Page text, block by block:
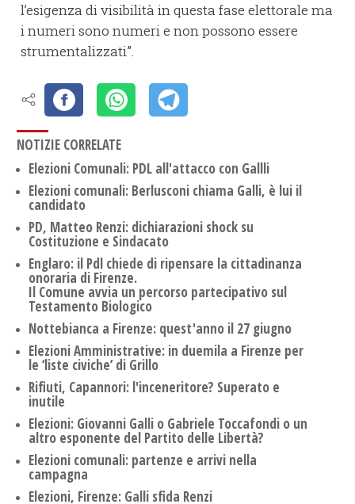
l’esigenza di visibilità in questa fase elettorale ma
i numeri sono numeri e non possono essere
strumentalizzati”.
NOTIZIE CORRELATE
Elezioni Comunali: PDL all'attacco con Gallli
Elezioni comunali: Berlusconi chiama Galli, è lui il
candidato
PD, Matteo Renzi: dichiarazioni shock su
Costituzione e Sindacato
Englaro: il Pdl chiede di ripensare la cittadinanza
onoraria di Firenze.
Il Comune avvia un percorso partecipativo sul
Testamento Biologico
Nottebianca a Firenze: quest'anno il 27 giugno
Elezioni Amministrative: in duemila a Firenze per
le ‘liste civiche’ di Grillo
Rifiuti, Capannori: l'inceneritore? Superato e
inutile
Elezioni: Giovanni Galli o Gabriele Toccafondi o un
altro esponente del Partito delle Libertà?
Elezioni comunali: partenze e arrivi nella
campagna
Elezioni, Firenze: Galli sfida Renzi